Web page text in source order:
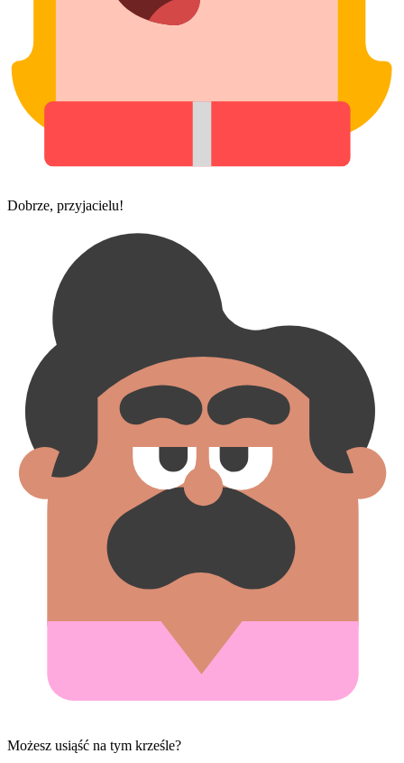
Dobrze, przyjacielu!
Możesz usiąść na tym krześle?